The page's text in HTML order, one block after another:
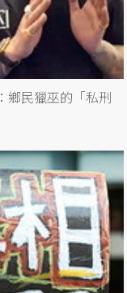
鄉民獵巫的「私刑